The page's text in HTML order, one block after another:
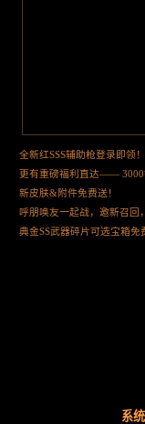
全新红SSS辅助枪登录即领
更有重磅福利直达—— 3000
新皮肤&附件免费送！
呼朋唤友一起战，邀新召回
典金SS武器碎片可选宝箱免
系